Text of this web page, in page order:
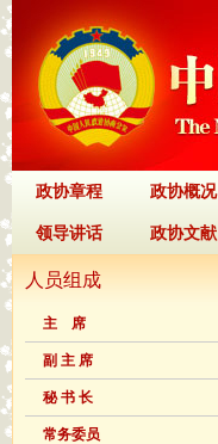
政协章程 政协概况
领导讲话 政协文献
人员组成
主 席
副 主 席
秘 书 长
常务委员